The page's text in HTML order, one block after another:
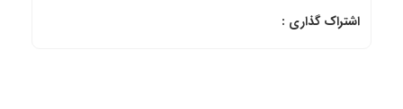
اشتراک گذاری :